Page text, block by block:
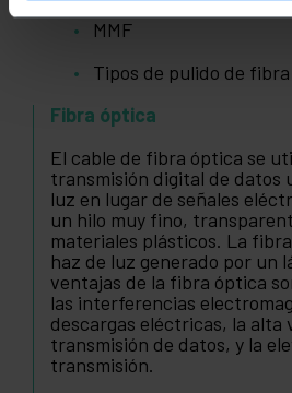
MMF
Tipos de pulido de
Fibra óptica
El cable de fibra óptica se
transmisión digital de datos
luz en lugar de señales
un hilo muy fino,
materiales plásticos. La
haz de luz generado por un
ventajas de la fibra óptica
las interferencias
descargas eléctricas, la alta
transmisión de datos, y la
transmisión.